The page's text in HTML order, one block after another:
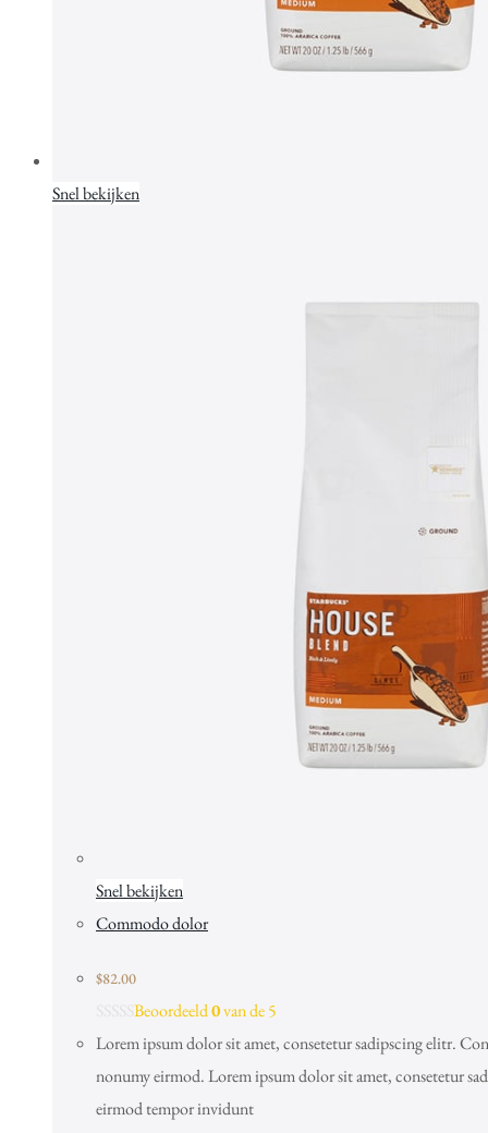
Snel bekijken
Snel bekijken
Commodo dolor
$82.00
Beoordeeld0van de 5
Lorem ipsum dolor sit amet, consetetur sadipscing elitr.
nonumy eirmod. Lorem ipsum dolor sit amet, consetetur
eirmod tempor invidunt